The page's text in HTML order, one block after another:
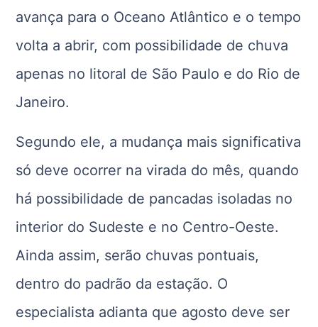
avança para o Oceano Atlântico e o tempo
volta a abrir, com possibilidade de chuva
apenas no litoral de São Paulo e do Rio de
Janeiro.
Segundo ele, a mudança mais significativa
só deve ocorrer na virada do mês, quando
há possibilidade de pancadas isoladas no
interior do Sudeste e no Centro-Oeste.
Ainda assim, serão chuvas pontuais,
dentro do padrão da estação. O
especialista adianta que agosto deve ser